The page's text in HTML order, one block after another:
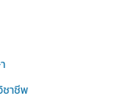
ชาชีพ